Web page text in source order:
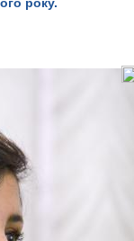
ініціювало
у майбутнє дітей-
із Київської області
Адже ми переконані:
потрібне
інтеграції